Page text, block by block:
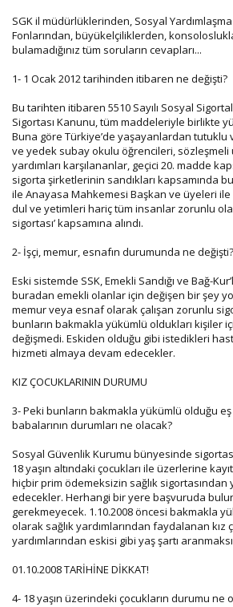
SGK il müdürlüklerinden, Sosyal
Fonlarından, büyükelçiliklerden,
bulamadığınız tüm soruların cevapları...
1- 1 Ocak 2012 tarihinden itibaren ne değişti?
Bu tarihten itibaren 5510 Sayılı Sosyal
Sigortası Kanunu, tüm maddeleriyle birlikte
Buna göre Türkiye’de yaşayanlardan tutuklu
ve yedek subay okulu öğrencileri, sözleşmeli
yardımları karşılananlar, geçici 20. madde
sigorta şirketlerinin sandıkları kapsamında
ile Anayasa Mahkemesi Başkan ve üyeleri
dul ve yetimleri hariç tüm insanlar zorunlu
sigortası’ kapsamına alındı.
2- İşçi, memur, esnafın durumunda ne değişti?
Eski sistemde SSK, Emekli Sandığı ve Bağ-
buradan emekli olanlar için değişen bir şey
memur veya esnaf olarak çalışan zorunlu
bunların bakmakla yükümlü oldukları kişiler
değişmedi. Eskiden olduğu gibi istedikleri
hizmeti almaya devam edecekler.
KIZ ÇOCUKLARININ DURUMU
3- Peki bunların bakmakla yükümlü olduğu
babalarının durumları ne olacak?
Sosyal Güvenlik Kurumu bünyesinde
18 yaşın altındaki çocukları ile üzerlerine
hiçbir prim ödemeksizin sağlık
edecekler. Herhangi bir yere başvuruda
gerekmeyecek. 1.10.2008 öncesi bakmakla
olarak sağlık yardımlarından faydalanan kız
yardımlarından eskisi gibi yaş şartı
01.10.2008 TARİHİNE DİKKAT!
4- 18 yaşın üzerindeki çocukların durumu ne